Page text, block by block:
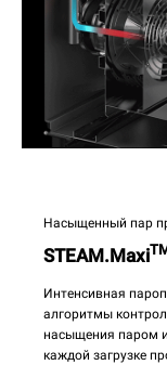
Насыщенный пар
STEAM.Maxi
Интенсивная
алгоритмы
насыщения паром
каждой загрузке